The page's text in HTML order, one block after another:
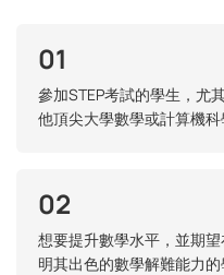
01
參加STEP考試的學生，尤
他頂尖大學數學或計算機科
02
想要提升數學水平，並期
明其出色的數學解難能力的